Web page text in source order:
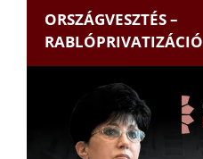
ORSZÁGVESZTÉS –
RABLÓPRIVATIZÁCIÓ